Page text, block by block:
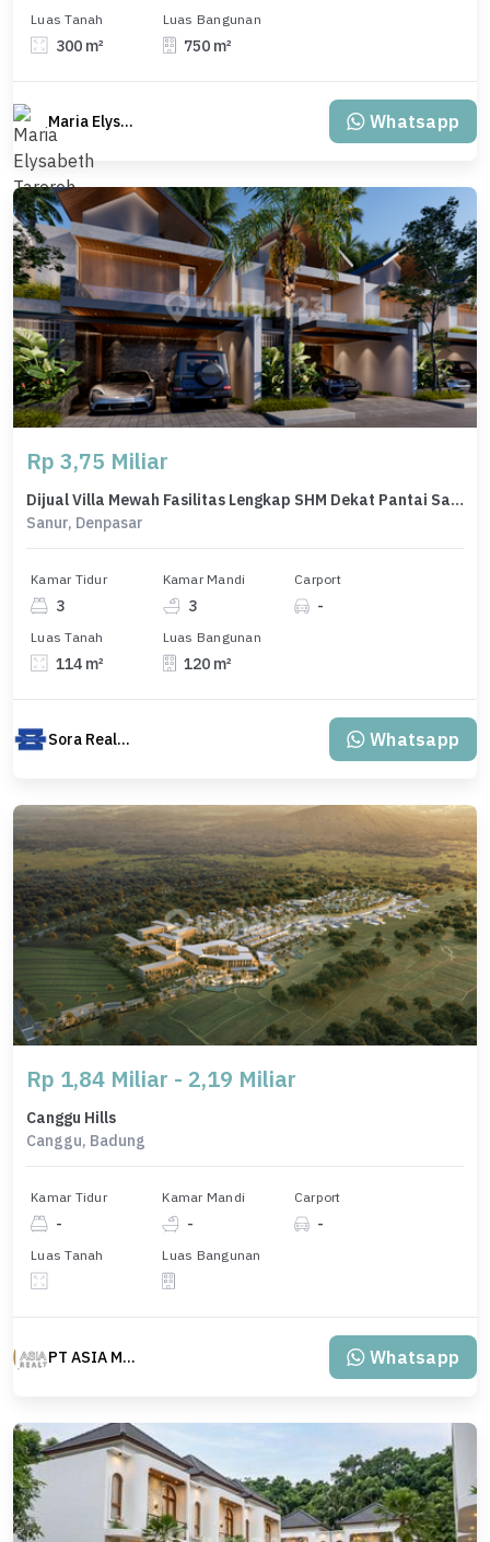
Luas Tanah
300 m²
Luas Bangunan
750 m²
Maria Elysabeth Taroreh Whatsapp
Rp 3,75 Miliar
Dijual Villa Mewah Fasilitas Lengkap SHM Dekat Pantai Sanur Bali
Sanur, Denpasar
Kamar Tidur
3
Kamar Mandi
3
Carport
-
Luas Tanah
114 m²
Luas Bangunan
120 m²
Sora Realty Bali Whatsapp
Rp 1,84 Miliar - 2,19 Miliar
Canggu Hills
Canggu, Badung
Kamar Tidur
-
Kamar Mandi
-
Carport
-
Luas Tanah Luas Bangunan
PT ASIA MAS REALTY Whatsapp